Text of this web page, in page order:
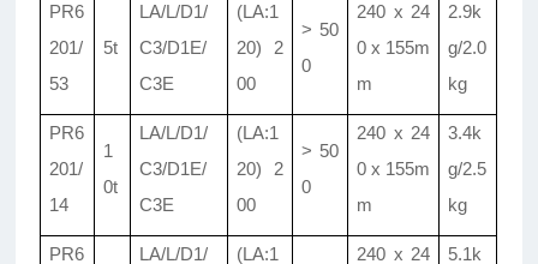
PR6
201/
53
5t
LA/L/D1/
C3/D1E/
C3E
(LA:1
20) 2
00
> 50
0
240 x 24
0 x 155m
m
2.9k
g/2.0
kg
PR6
201/
14
1
0t
LA/L/D1/
C3/D1E/
C3E
(LA:1
20) 2
00
> 50
0
240 x 24
0 x 155m
m
3.4k
g/2.5
kg
PR6
LA/L/D1/
(LA:1
240 x 24
5.1k